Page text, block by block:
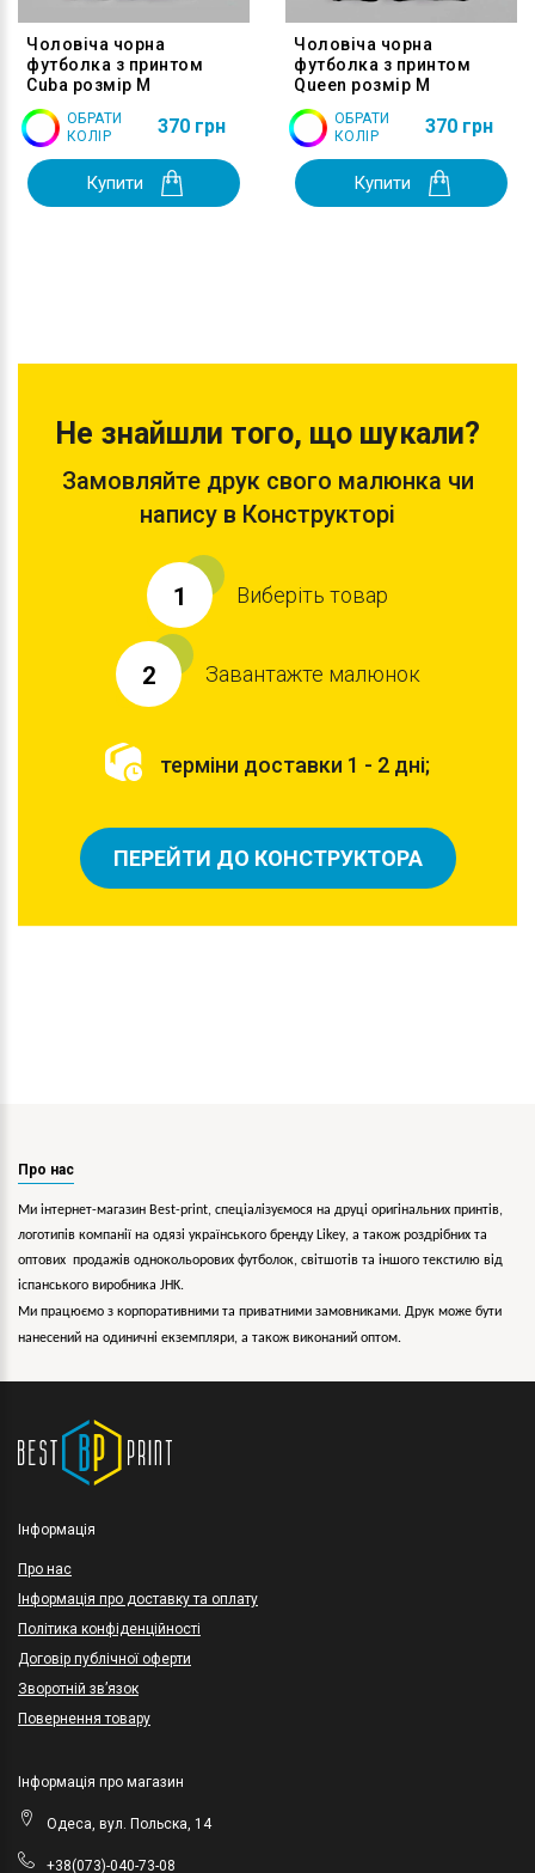
Чоловіча чорна
футболка з принтом
Cuba розмір M
ОБРАТИ
КОЛІР
370 грн
Купити
Чоловіча чорна
футболка з принтом
Queen розмір M
ОБРАТИ
КОЛІР
370 грн
Купити
Не знайшли того, що шукали?
Замовляйте друк свого малюнка чи
напису в Конструкторі
1 Виберіть товар
2 Завантажте малюнок
терміни доставки 1 - 2 дні;
ПЕРЕЙТИ ДО КОНСТРУКТОРА
Про нас
Ми інтернет-магазин Best-print, спеціалізуємося на друці оригінальних принтів,
логотипів компанії на одязі українського бренду Likey, а також роздрібних та
оптових продажів однокольорових футболок, світшотів та іншого текстилю від
іспанського виробника JHK.
Ми працюємо з корпоративними та приватними замовниками. Друк може бути
нанесений на одиничні екземпляри, а також виконаний оптом.
Інформація
Про нас
Інформація про доставку та оплату
Політика конфіденційності
Договір публічної оферти
Зворотній зв’язок
Повернення товару
Інформація про магазин
Одеса, вул. Польска, 14
+38(073)-040-73-08